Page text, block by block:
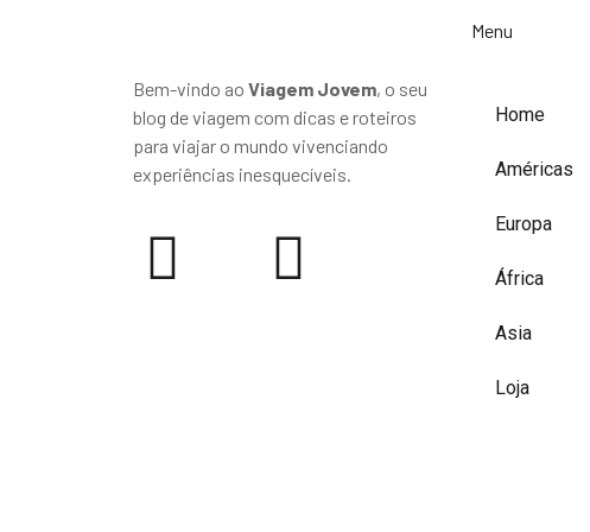
Bem-vindo ao Viagem Jovem, o seu
blog de viagem com dicas e roteiros
para viajar o mundo vivenciando
experiências inesquecíveis.
Menu
Home
Américas
Europa
África
Asia
Loja